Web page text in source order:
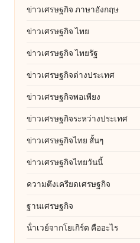
ข่าวเศรษฐกิจ ภาษาอังกฤษ
ข่าวเศรษฐกิจ ไทย
ข่าวเศรษฐกิจ ไทยรัฐ
ข่าวเศรษฐกิจต่างประเทศ
ข่าวเศรษฐกิจพอเพียง
ข่าวเศรษฐกิจระหว่างประเทศ
ข่าวเศรษฐกิจไทย สั้นๆ
ข่าวเศรษฐกิจไทยวันนี้
ความตึงเครียดเศรษฐกิจ
ฐานเศรษฐกิจ
น้ําเวย์จากโยเกิร์ต คืออะไร